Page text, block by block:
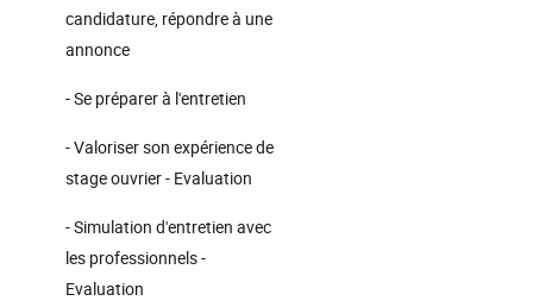
candidature, répondre à une
annonce
- Se préparer à l'entretien
- Valoriser son expérience de
stage ouvrier - Evaluation
- Simulation d'entretien avec
les professionnels -
Evaluation